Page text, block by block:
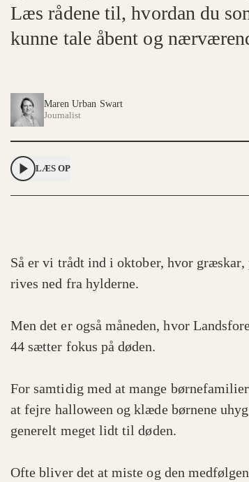
Læs rådene til, hvordan du
kunne tale åbent og
Maren Urban Swart
Journalist
LÆS OP
Så er vi trådt ind i oktober, hvor
rives ned fra hylderne.
Men det er også måneden, hvor
44 sætter fokus på døden.
For samtidig med at mange
at fejre halloween og klæde børnene
generelt meget lidt til døden.
Ofte bliver det at miste og den